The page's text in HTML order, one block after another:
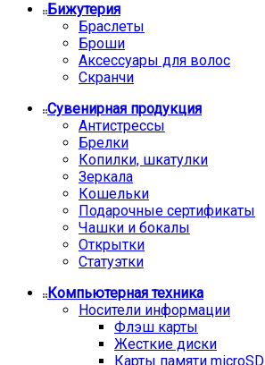
Бижутерия
Браслеты
Броши
Аксессуары для волос
Скранчи
Сувенирная продукция
Антистрессы
Брелки
Копилки, шкатулки
Зеркала
Кошельки
Подарочные сертификаты
Чашки и бокалы
Открытки
Статуэтки
Компьютерная техника
Носители информации
Флэш карты
Жесткие диски
Карты памяти microSD